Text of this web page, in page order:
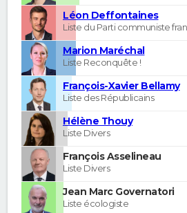
Léon Deffontaines
Liste du Parti communiste
Marion Maréchal
Liste Reconquête !
François-Xavier Bellamy
Liste des Républicains
Hélène Thouy
Liste Divers
François Asselineau
Liste Divers
Jean Marc Governatori
Liste écologiste